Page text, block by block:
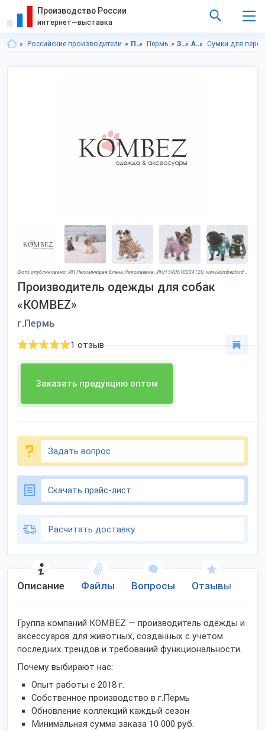
Производство России
интернет—выставка
Российские производители Пермский край Пермь Зоотовары Аксессуары для питомцев Сумки для
Фото опубликовано: ИП Непомнящая Елена Николаевна, ИНН 590610234120, www.kombezfordog.ru ©
Производитель одежды для собак
«KOMBEZ»
г.Пермь
Заказать продукцию оптом
1 отзыв
Задать вопрос
Скачать прайс-лист
Расчитать доставку
Описание Файлы Вопросы Отзывы
Группа компаний KOMBEZ — производитель одежды и
аксессуаров для животных, созданных с учетом
последних трендов и требований функциональности.
Почему выбирают нас:
Опыт работы с 2018 г.
Собственное производство в г.Пермь
Обновление коллекций каждый сезон
Минимальная сумма заказа 10 000 руб.